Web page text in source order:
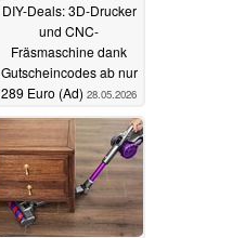
DIY-Deals: 3D-Drucker
und CNC-
Fräsmaschine dank
Gutscheincodes ab nur
289 Euro (Ad) 28.05.2026